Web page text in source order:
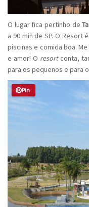
O lugar fica pertinho de
a 90 min de SP. O Resort é
piscinas e comida boa.
e amor! O resortconta,
para os pequenos e para
Pin